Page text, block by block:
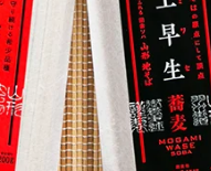
を使用。山椒
っかりとした
味を引き立て
見えてくる魅